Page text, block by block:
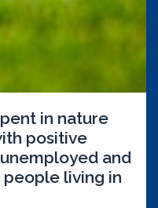
in nature
positive
and
living in